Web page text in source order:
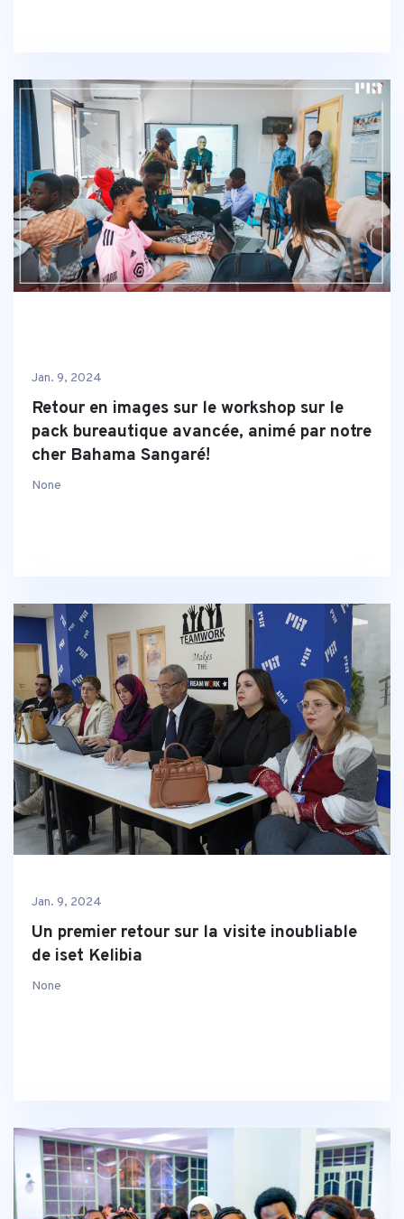
Jan. 9, 2024
Retour en images sur le workshop sur le
pack bureautique avancée, animé par notre
cher Bahama Sangaré!
None
Jan. 9, 2024
Un premier retour sur la visite inoubliable
de iset Kelibia
None